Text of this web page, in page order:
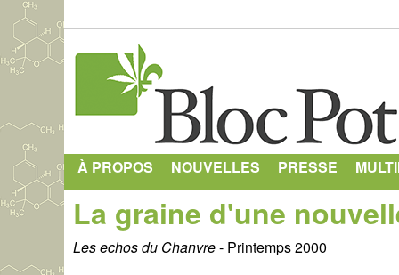
À PROPOS NOUVELLES PRESSE
La graine d'une
Les echos du Chanvre- Printemps 2000